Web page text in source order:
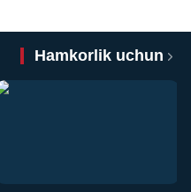
Hamkorlik uchun